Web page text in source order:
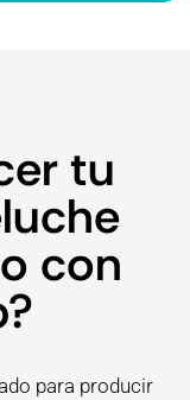
tu
con
para producir